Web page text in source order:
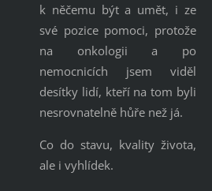
k něčemu být a umět, i ze
své pozice pomoci, protože
na onkologii a po
nemocnicích jsem viděl
desítky lidí, kteří na tom byli
nesrovnatelně hůře než já.
Co do stavu, kvality života,
ale i vyhlídek.